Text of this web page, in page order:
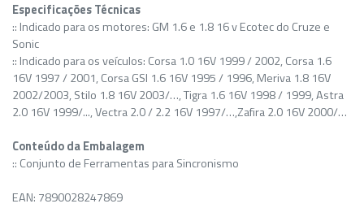
Especificações Técnicas
:: Indicado para os motores: GM 1.6 e 1.8 16 v Ecotec do Cruze e
Sonic
:: Indicado para os veículos: Corsa 1.0 16V 1999 / 2002, Corsa 1.6
16V 1997 / 2001, Corsa GSI 1.6 16V 1995 / 1996, Meriva 1.8 16V
2002/2003, Stilo 1.8 16V 2003/…, Tigra 1.6 16V 1998 / 1999, Astra
2.0 16V 1999/..., Vectra 2.0 / 2.2 16V 1997/…,Zafira 2.0 16V 2000/…
Conteúdo da Embalagem
:: Conjunto de Ferramentas para Sincronismo
EAN: 7890028247869